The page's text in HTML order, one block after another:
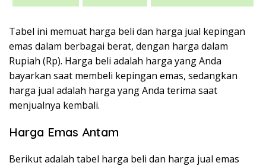
Tabel ini memuat harga beli dan harga jual kepingan
emas dalam berbagai berat, dengan harga dalam
Rupiah (Rp). Harga beli adalah harga yang Anda
bayarkan saat membeli kepingan emas, sedangkan
harga jual adalah harga yang Anda terima saat
menjualnya kembali.
Harga Emas Antam
Berikut adalah tabel harga beli dan harga jual emas